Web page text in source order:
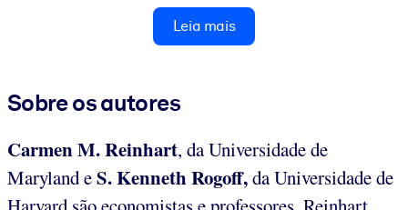
Leia mais
Sobre os autores
Carmen M.Reinhart, da Universidade de
Maryland eS. Kenneth Rogoff,da Universidade de